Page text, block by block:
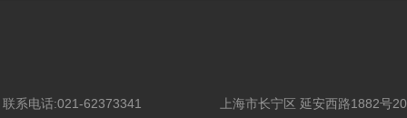
联系电话:021-62373341
上海市长宁区 延安西路1882号